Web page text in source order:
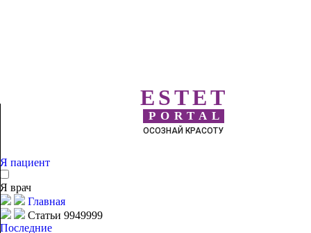
ESTET
PORTAL
ОСОЗНАЙ КРАСОТУ
Я пациент
Я врач
Главная
Статьи 9949999
Последние